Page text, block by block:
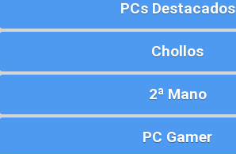
PCs Destacados
Chollos
2ª Mano
PC Gamer